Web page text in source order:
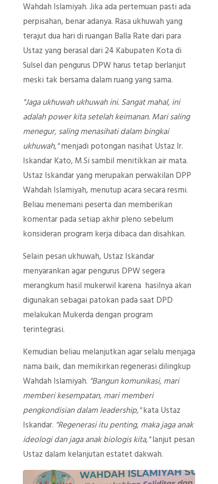
Wahdah Islamiyah. Jika ada pertemuan pasti ada
perpisahan, benar adanya. Rasa ukhuwah yang
terajut dua hari di ruangan Balla Rate dari para
Ustaz yang berasal dari 24 Kabupaten Kota di
Sulsel dan pengurus DPW harus tetap berlanjut
meski tak bersama dalam ruang yang sama.
"Jaga ukhuwah ukhuwah ini. Sangat mahal, ini
adalah power kita setelah keimanan. Mari saling
menegur, saling menasihati dalam bingkai
ukhuwah,"menjadi potongan nasihat Ustaz Ir.
Iskandar Kato, M.Si sambil menitikkan air mata.
Ustaz Iskandar yang merupakan perwakilan DPP
Wahdah Islamiyah, menutup acara secara resmi.
Beliau menemani peserta dan memberikan
komentar pada setiap akhir pleno sebelum
konsideran program kerja dibaca dan disahkan.
Selain pesan ukhuwah, Ustaz Iskandar
menyarankan agar pengurus DPW segera
merangkum hasil mukerwil karena hasilnya akan
digunakan sebagai patokan pada saat DPD
melakukan Mukerda dengan program
terintegrasi.
Kemudian beliau melanjutkan agar selalu menjaga
nama baik, dan memikirkan regenerasi dilingkup
Wahdah Islamiyah. "Bangun komunikasi, mari
memberi kesempatan, mari memberi
pengkondisian dalam leadership,"kata Ustaz
Iskandar. "Regenerasi itu penting, maka jaga anak
ideologi dan jaga anak biologis kita,"lanjut pesan
Ustaz dalam kelanjutan estatet dakwah.